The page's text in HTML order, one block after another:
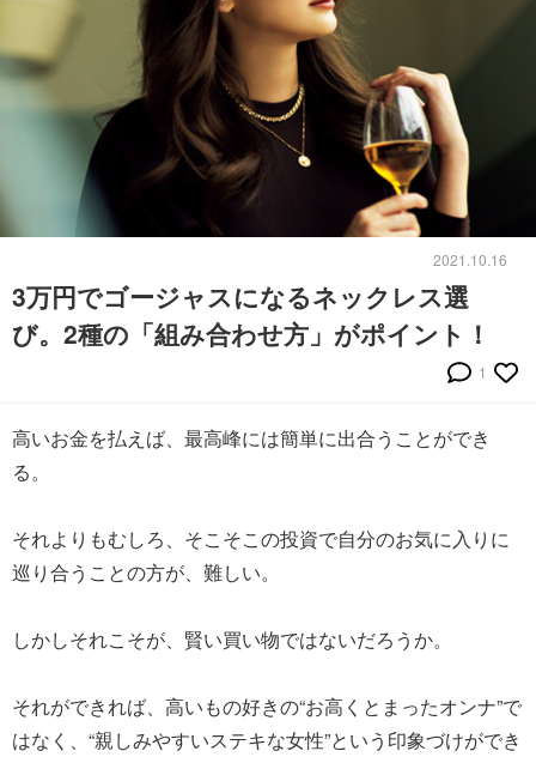
2021.10.16
3万円でゴージャスになるネックレス選
び。2種の「組み合わせ方」がポイント！
1
高いお金を払えば、最高峰には簡単に出合うことができ
る。
それよりもむしろ、そこそこの投資で自分のお気に入りに
巡り合うことの方が、難しい。
しかしそれこそが、賢い買い物ではないだろうか。
それができれば、高いもの好きの“お高くとまったオンナ”で
はなく、“親しみやすいステキな女性”という印象づけができ